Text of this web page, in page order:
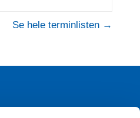
Se hele terminlisten →